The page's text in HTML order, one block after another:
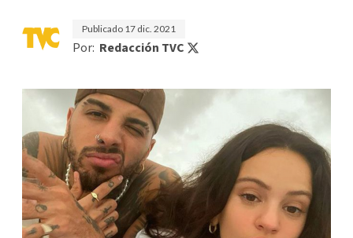
Publicado 17 dic. 2021
Por: Redacción TVC